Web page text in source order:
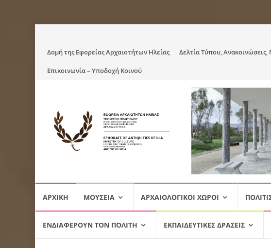
Skip
to
Δομή της Εφορείας Αρχαιοτήτων Ηλείας Δελτία Τύπου, Ανακοινώσεις,
Επικοινωνία – Υποδοχή Κοινού
content
ΑΡΧΙΚΉ ΜΟΥΣΕΊΑ ΑΡΧΑΙΟΛΟΓΙΚΟΊ ΧΏΡΟΙ
ΕΝΔΙΑΦΈΡΟΥΝ ΤΟΝ ΠΟΛΊΤΗ ΕΚΠΑΙΔΕΥΤΙΚΈΣ ΔΡΆΣΕΙΣ